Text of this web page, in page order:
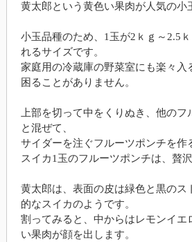
黄太郎という黄色い果肉が人気の小
小玉品種のため、1玉が2ｋｇ～2.5
れるサイズです。
家庭用の冷蔵庫の野菜室にも楽々入
困ることがありません。
上部を切って中をくりぬき、他のフ
と混ぜて、
サイダーを注ぐフルーツポンチを作
スイカ1玉のフルーツポンチは、贅
黄太郎は、表面の皮は緑色と黒のス
的なスイカのようです。
割ってみると、中からはレモンイエ
い果肉が顔を出します。